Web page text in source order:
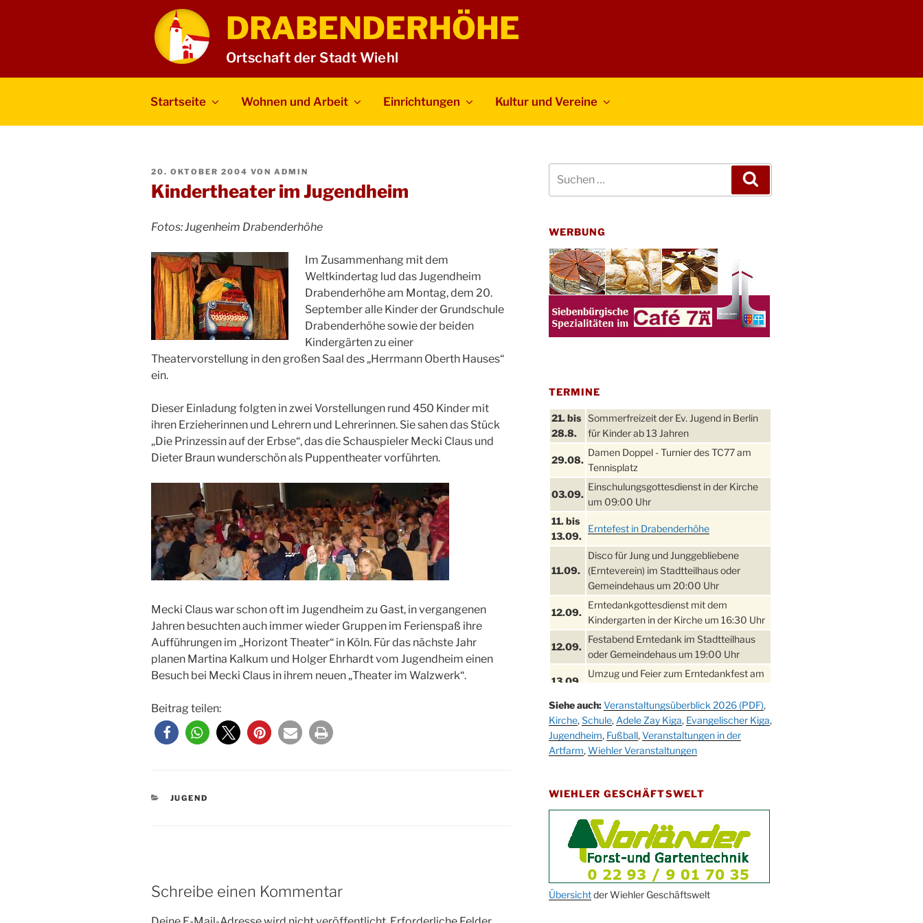
DRABENDERHÖHE
Ortschaft der Stadt Wiehl
Startseite Wohnen und Arbeit Einrichtungen Kultur und Vereine
VERÖFFENTLICHT
20. OKTOBER 2004 VON ADMIN
Kindertheater im Jugendheim
Fotos: Jugenheim Drabenderhöhe
Im Zusammenhang mit dem
Weltkindertag lud das Jugendheim
Drabenderhöhe am Montag, dem 20.
September alle Kinder der Grundschule
Drabenderhöhe sowie der beiden
Kindergärten zu einer
Theatervorstellung in den großen Saal des „Herrmann Oberth Hauses“
ein.
Dieser Einladung folgten in zwei Vorstellungen rund 450 Kinder mit
ihren Erzieherinnen und Lehrern und Lehrerinnen. Sie sahen das Stück
„Die Prinzessin auf der Erbse“, das die Schauspieler Mecki Claus und
Dieter Braun wunderschön als Puppentheater vorführten.
Mecki Claus war schon oft im Jugendheim zu Gast, in vergangenen
Jahren besuchten auch immer wieder Gruppen im Ferienspaß ihre
Aufführungen im „Horizont Theater“ in Köln. Für das nächste Jahr
planen Martina Kalkum und Holger Ehrhardt vom Jugendheim einen
Besuch bei Mecki Claus in ihrem neuen „Theater im Walzwerk“.
Beitrag teilen:
KATEGORIEN
JUGEND
Schreibe einen Kommentar
nach:
WERBUNG
TERMINE
21. bis
28.8.
Sommerfreizeit der Ev. Jugend in Berlin
für Kinder ab 13 Jahren
29.08.
Damen Doppel - Turnier des TC77 am
Tennisplatz
03.09.
Einschulungsgottesdienst in der Kirche
um 09:00 Uhr
11. bis
13.09.
Erntefest in Drabenderhöhe
11.09.
Disco für Jung und Junggebliebene
(Ernteverein) im Stadtteilhaus oder
Gemeindehaus um 20:00 Uhr
12.09.
Erntedankgottesdienst mit dem
Kindergarten in der Kirche um 16:30 Uhr
12.09.
Festabend Erntedank im Stadtteilhaus
oder Gemeindehaus um 19:00 Uhr
13.09.
Umzug und Feier zum Erntedankfest am
19.09.
Schlagerabend im Stadtteilhaus
Drabenderhöhe
25. u.
26.09.
Oktoberfest im Cafe XXS
10-12 Uhr
09.10.
Afterwork-Andacht um 18:00 Uhr in der
Kirche
10.10.
Sandmännchen-Gottesdienst in der
Kirche oder im Ev. Gemeindehaus um
18:00 Uhr
11.10.
Oktoberfest MGV im Stadtteilhaus um
Siehe auch: Veranstaltungsüberblick 2026 (PDF),
Kirche,Schule, Adele Zay Kiga, Evangelischer Kiga,
Jugendheim, Fußball,Veranstaltungen in der
Artfarm,Wiehler Veranstaltungen
WIEHLER GESCHÄFTSWELT
Übersichtder Wiehler Geschäftswelt